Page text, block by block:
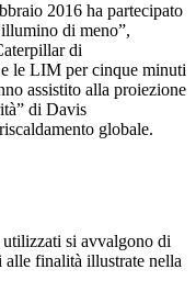
2016 ha partecipato
di meno”,
di
le LIM per cinque minuti
assistito alla proiezione
di Davis
globale.
si avvalgono di
alle finalità illustrate nella